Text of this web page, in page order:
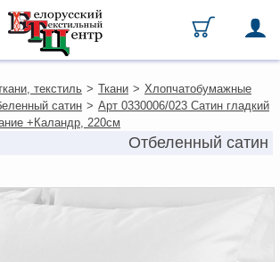
и
текстиль > Ткани > Хлопчатобумажные
сатин > Арт 0330006/023 Сатин гладкий
+Каландр, 220см
Отбеленный сатин